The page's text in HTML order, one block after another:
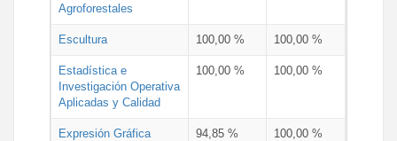
Agroforestales
Escultura 100,00 % 100,00 %
Estadística e
Investigación Operativa
Aplicadas y Calidad
100,00 % 100,00 %
Expresión Gráfica
94,85 % 100,00 %